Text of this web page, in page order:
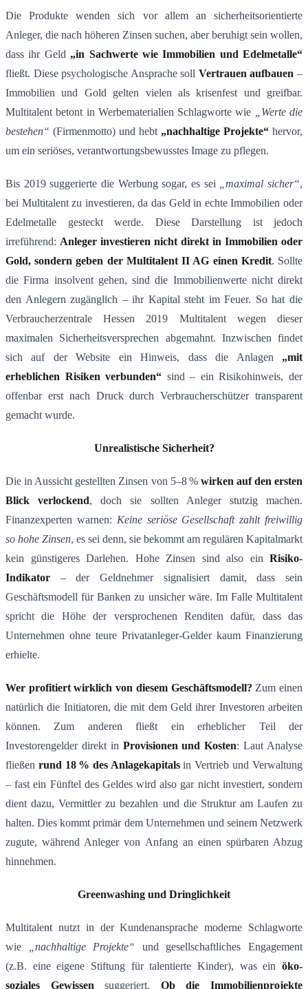
Die Produkte wenden sich vor allem an sicherheitsorientierte
Anleger, die nach höheren Zinsen suchen, aber beruhigt sein wollen,
dass ihr Geld „in Sachwerte wie Immobilien und Edelmetalle“
fließt. Diese psychologische Ansprache soll Vertrauen aufbauen –
Immobilien und Gold gelten vielen als krisenfest und greifbar.
Multitalent betont in Werbematerialien Schlagworte wie
„Werte die
bestehen“ (Firmenmotto) und hebt „nachhaltige Projekte“ hervor,
um ein seriöses, verantwortungsbewusstes Image zu pflegen​.
Bis 2019 suggerierte die Werbung sogar, es sei „maximal sicher“,
bei Multitalent zu investieren, da das Geld in echte Immobilien oder
Edelmetalle gesteckt werde. Diese Darstellung ist jedoch
irreführend: Anleger investieren nicht direkt in Immobilien oder
Gold, sondern geben der Multitalent II AG einen Kredit​. Sollte
die Firma insolvent gehen, sind die Immobilienwerte nicht direkt
den Anlegern zugänglich – ihr Kapital steht im Feuer. So hat die
Verbraucherzentrale Hessen 2019 Multitalent wegen dieser
maximalen Sicherheitsversprechen abgemahnt​. Inzwischen findet
sich auf der Website ein Hinweis, dass die Anlagen „mit
erheblichen Risiken verbunden“ sind​ – ein Risikohinweis, der
offenbar erst nach Druck durch Verbraucherschützer transparent
gemacht wurde.
Unrealistische Sicherheit?
Die in Aussicht gestellten Zinsen von 5–8 % wirken auf den ersten
Blick verlockend, doch sie sollten Anleger stutzig machen.
Finanzexperten warnen: Keine seriöse Gesellschaft zahlt freiwillig
so hohe Zinsen, es sei denn, sie bekommt am regulären Kapitalmarkt
kein günstigeres Darlehen​. Hohe Zinsen sind also ein Risiko-
Indikator – der Geldnehmer signalisiert damit, dass sein
Geschäftsmodell für Banken zu unsicher wäre. Im Falle Multitalent
spricht die Höhe der versprochenen Renditen dafür, dass das
Unternehmen ohne teure Privatanleger-Gelder kaum Finanzierung
erhielte.
Wer profitiert wirklich von diesem Geschäftsmodell? Zum einen
natürlich die Initiatoren, die mit dem Geld ihrer Investoren arbeiten
können. Zum anderen fließt ein erheblicher Teil der
Investorengelder direkt in Provisionen und Kosten: Laut Analyse
fließen rund 18 % des Anlagekapitalsin Vertrieb und Verwaltung​
– fast ein Fünftel des Geldes wird also gar nicht investiert, sondern
dient dazu, Vermittler zu bezahlen und die Struktur am Laufen zu
halten. Dies kommt primär dem Unternehmen und seinem Netzwerk
zugute, während Anleger von Anfang an einen spürbaren Abzug
hinnehmen.
Greenwashing und Dringlichkeit
Multitalent nutzt in der Kundenansprache moderne Schlagworte
wie
„nachhaltige Projekte“ und gesellschaftliches Engagement
(z.B. eine eigene Stiftung für talentierte Kinder), was ein öko-
soziales Gewissen suggeriert​. Ob die Immobilienprojekte